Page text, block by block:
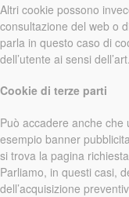
Altri cookie possono
consultazione del web o
parla in questo caso di
dell’utente ai sensi
Cookie di terze parti
Può accadere anche
esempio banner
si trova la pagina
Parliamo, in questi casi,
dell’acquisizione